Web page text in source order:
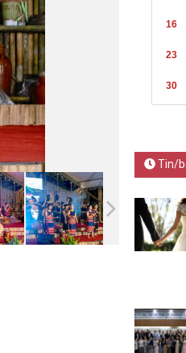
16
23
30
Tin/